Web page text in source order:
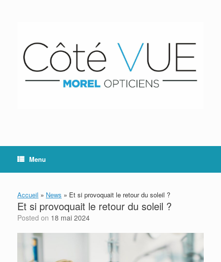
Menu
Accueil » News » Et si provoquait le retour du soleil ?
Et si provoquait le retour du soleil ?
Posted on 18 mai 2024